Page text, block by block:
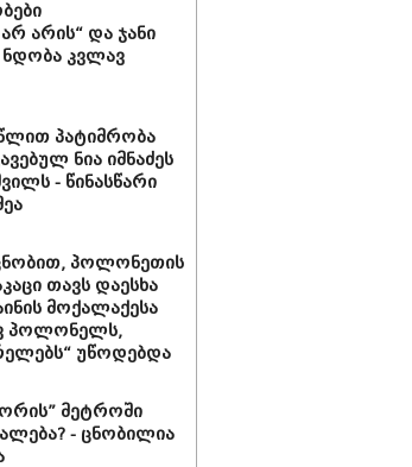
არის“ და ჯანი
ნდობა კვლავ
პატიმრობა
ნია იმნაძეს
- წინასწარი
პოლონეთის
თავს დაესხა
მოქალაქესა
პოლონელს,
უწოდებდა
მეტროში
- ცნობილია